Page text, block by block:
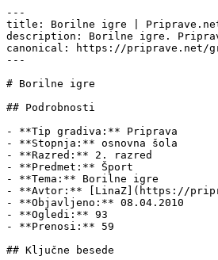
---
title: Borilne igre |
description: Borilne igre.
canonical: https://priprave.net/
---
# Borilne igre
## Podrobnosti
- **Tip gradiva:** Priprava
- **Stopnja:** osnovna šola
- **Razred:** 2. razred
- **Predmet:** Šport
- **Tema:** Borilne igre
- **Avtor:** [LinaZ](https://
- **Objavljeno:** 08.04.2010
- **Ogledi:** 93
- **Prenosi:** 59
## Ključne besede